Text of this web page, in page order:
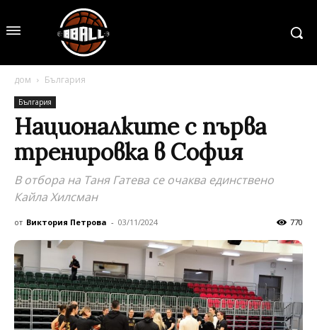
дом България
България
Националките с първа
тренировка в София
В отбора на Таня Гатева се очаква единствено
Кайла Хилсман
от Виктория Петрова - 03/11/2024 770